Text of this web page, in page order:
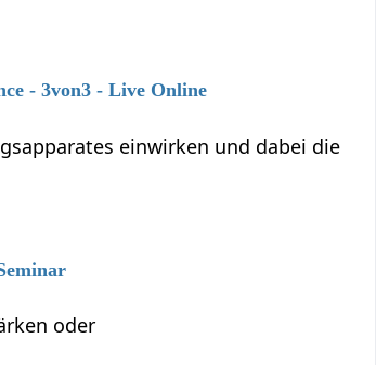
- 3von3 - Live Online
einwirken und dabei die
oder